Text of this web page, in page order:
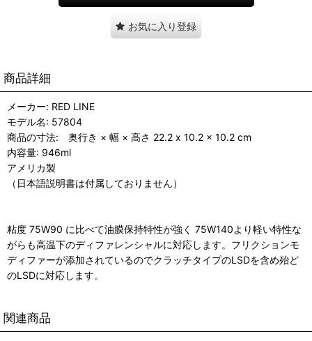
お気に入り登録
商品詳細
メーカー: RED LINE
モデル名: 57804
商品の寸法: 奥行き × 幅 × 高さ 22.2 x 10.2 x 10.2 cm
内容量: 946ml
アメリカ製
（日本語説明書は付属しておりません）
粘度 75W90 に比べて油膜保持特性が強く 75W140より軽い特性な
がらも高温下のディファレンシャルに対応します。フリクションモ
ディファーが添加されているのでクラッチタイプのLSDを含め殆ど
のLSDに対応します。
関連商品